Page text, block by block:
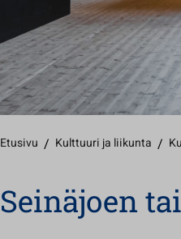
Etusivu / Kulttuuri ja liikunta /
Seinäjoen